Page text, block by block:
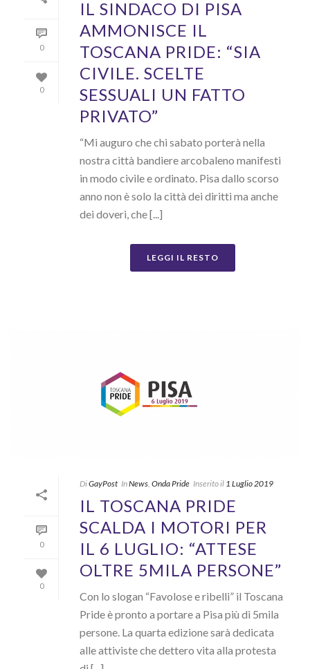
0
0
IL SINDACO DI PISA
AMMONISCE IL
TOSCANA PRIDE: “SIA
CIVILE. SCELTE
SESSUALI UN FATTO
PRIVATO”
“Mi auguro che chi sabato porterà nella
nostra città bandiere arcobaleno manifesti
in modo civile e ordinato. Pisa dallo scorso
anno non è solo la città dei diritti ma anche
dei doveri, che [...]
LEGGI IL RESTO
0
0
DiGayPost InNews Onda Pride Inserito il 1 Luglio 2019
IL TOSCANA PRIDE
SCALDA I MOTORI PER
IL 6 LUGLIO: “ATTESE
OLTRE 5MILA PERSONE”
Con lo slogan “Favolose e ribelli” il Toscana
Pride è pronto a portare a Pisa più di 5mila
persone. La quarta edizione sarà dedicata
alle attiviste che dettero vita alla protesta